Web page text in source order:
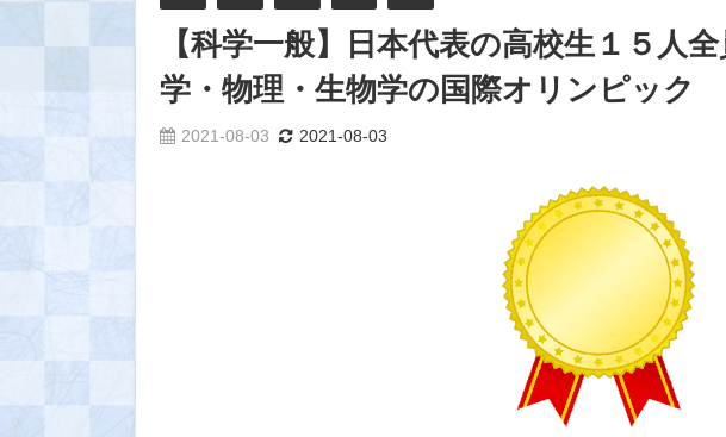
【科学一般】日本代表の高校生１５人
学・物理・生物学の国際オリンピック
2021-08-03 2021-08-03